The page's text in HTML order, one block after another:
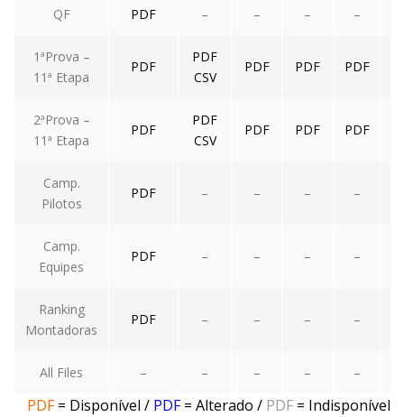
QF PDF – – – –
1ªProva –
11ª Etapa
PDF
PDF
CSV
PDF PDF PDF
2ªProva –
11ª Etapa
PDF
PDF
CSV
PDF PDF PDF
Camp.
Pilotos
PDF – – – –
Camp.
Equipes
PDF – – – –
Ranking
Montadoras
PDF – – – –
All Files – – – – –
PDF = Disponível / PDF = Alterado / PDF = Indisponível